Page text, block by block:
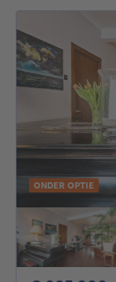
ONDER OPTIE